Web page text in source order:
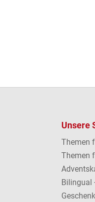
Unsere
Themen
Themen
Bilingual